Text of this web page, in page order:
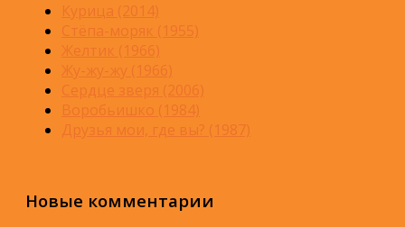
Курица (2014)
Стёпа-моряк (1955)
Желтик (1966)
Жу-жу-жу (1966)
Сердце зверя (2006)
Воробьишко (1984)
Друзья мои, где вы? (1987)
Новые комментарии